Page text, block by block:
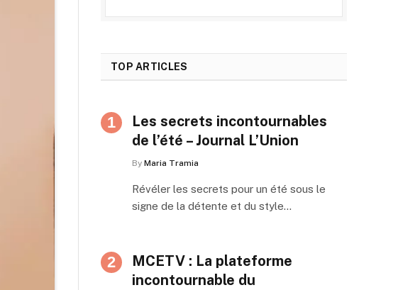
TOP ARTICLES
Les secrets incontournables
de l’été – Journal L’Union
By Maria Tramia
Révéler les secrets pour un été sous le
signe de la détente et du style…
MCETV : La plateforme
incontournable du